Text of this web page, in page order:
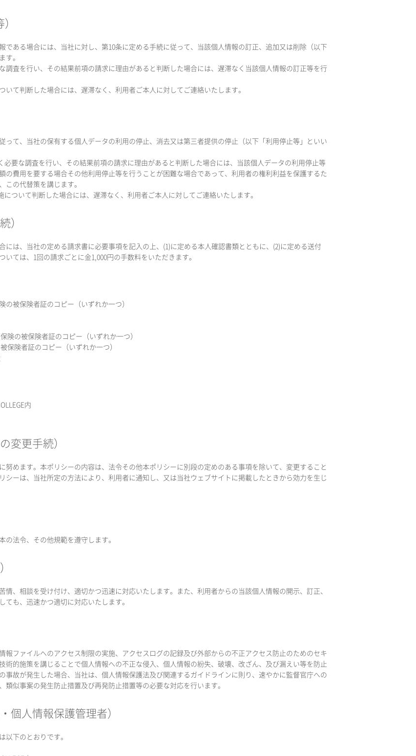
である場合には、当社に対し、第10条に定める手続に従って、当該個人情報の訂正、追加又は削除（以下
す。
調査を行い、その結果前項の請求に理由があると判断した場合には、遅滞なく当該個人情報の訂正等を行
いて判断した場合には、遅滞なく、利用者ご本人に対してご連絡いたします。
って、当社の保有する個人データの利用の停止、消去又は第三者提供の停止（以下「利用停止等」といい
要な調査を行い、その結果前項の請求に理由があると判断した場合には、当該個人データの利用停止等
の費用を要する場合その他利用停止等を行うことが困難な場合であって、利用者の権利利益を保護するた
この代替策を講じます。
ついて判断した場合には、遅滞なく、利用者ご本人に対してご連絡いたします。
）
には、当社の定める請求書に必要事項を記入の上、(1)に定める本人確認書類とともに、(2)に定める送付
ては、1回の請求ごとに金1,000円の手数料をいただきます。
の被保険者証のコピー（いずれか一つ）
険の被保険者証のコピー（いずれか一つ）
保険者証のコピー（いずれか一つ）
内
変更手続）
努めます。本ポリシーの内容は、法令その他本ポリシーに別段の定めのある事項を除いて、変更すること
シーは、当社所定の方法により、利用者に通知し、又は当社ウェブサイトに掲載したときから効力を生じ
の法令、その他規範を遵守します。
情、相談を受け付け、適切かつ迅速に対応いたします。また、利用者からの当該個人情報の開示、訂正、
ても、迅速かつ適切に対応いたします。
報ファイルへのアクセス制限の実施、アクセスログの記録及び外部からの不正アクセス防止のためのセキ
術的施策を講じることで個人情報への不正な侵入、個人情報の紛失、破壊、改ざん、及び漏えい等を防止
事故が発生した場合、当社は、個人情報保護法及び関連するガイドラインに則り、速やかに監督官庁への
似事案の発生防止措置及び再発防止措置等の必要な対応を行います。
個人情報保護管理者）
以下のとおりです。